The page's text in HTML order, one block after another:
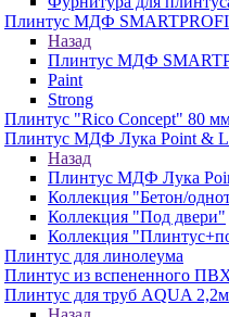
Плинтус МДФ
Назад
Плинтус МДФ
Paint
Strong
Плинтус "Rico Concept" 80
Плинтус МДФ Лука Point &
Назад
Плинтус МДФ Лука
Коллекция "Бетон/
Коллекция "Под двери"
Коллекция
Плинтус для линолеума
Плинтус из вспененного
Плинтус для труб AQUA 2,2м